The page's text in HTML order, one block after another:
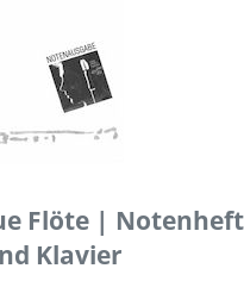
Flöte | Notenheft
Klavier